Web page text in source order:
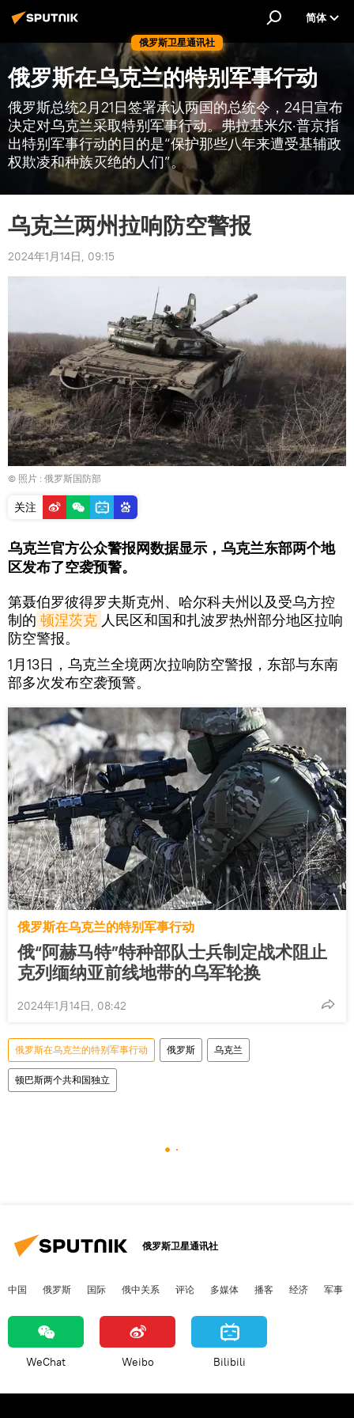
俄罗斯卫星通讯社
简体
俄罗斯在乌克兰的特别军事行动
俄罗斯总统2月21日签署承认两国的总统令，24日宣布
决定对乌克兰采取特别军事行动。弗拉基米尔·普京指
出特别军事行动的目的是“保护那些八年来遭受基辅政
权欺凌和种族灭绝的人们”。
乌克兰两州拉响防空警报
2024年1月14日, 09:15
© 照片 : 俄罗斯国防部
关注
乌克兰官方公众警报网数据显示，乌克兰东部两个地
区发布了空袭预警。
第聂伯罗彼得罗夫斯克州、哈尔科夫州以及受乌方控
制的 顿涅茨克 人民区和国和扎波罗热州部分地区拉响
防空警报。
1月13日，乌克兰全境两次拉响防空警报，东部与东南
部多次发布空袭预警。
俄罗斯在乌克兰的特别军事行动
俄“阿赫马特”特种部队士兵制定战术阻止
克列缅纳亚前线地带的乌军轮换
2024年1月14日, 08:42
俄罗斯在乌克兰的特别军事行动 俄罗斯 乌克兰
顿巴斯两个共和国独立
俄罗斯卫星通讯社
中国 俄罗斯 国际 俄中关系 评论 多媒体 播客 经济 军事
WeChat Weibo Bilibili